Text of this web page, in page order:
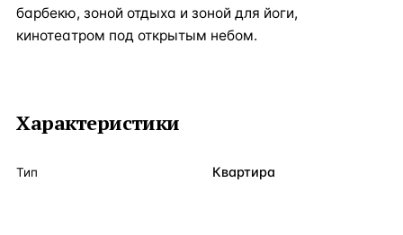
барбекю, зоной отдыха и зоной для йоги,
кинотеатром под открытым небом.
Характеристики
Тип Квартира